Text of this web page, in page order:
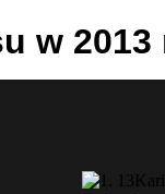
w 2013